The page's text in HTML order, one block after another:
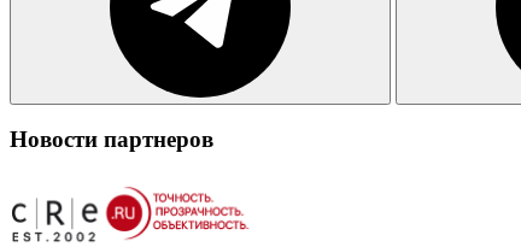
Новости партнеров